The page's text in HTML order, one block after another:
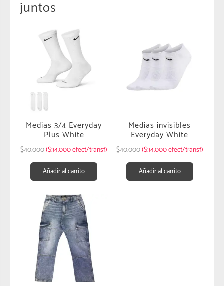
juntos
Medias 3/4 Everyday
Plus White
$40.000($34.000 efect/transf)
Añadir al carrito
Medias invisibles
Everyday White
$40.000($34.000 efect/transf)
Añadir al carrito